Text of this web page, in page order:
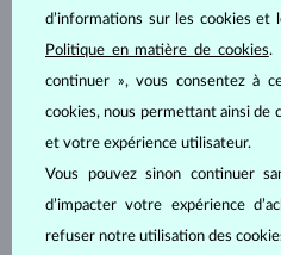
d’informations sur les cookies et
Politique en matière de cookies.
continuer », vous consentez à
cookies, nous permettant ainsi de
et votre expérience utilisateur.
Vous pouvez sinon continuer
d’impacter votre expérience
refuser notre utilisation des